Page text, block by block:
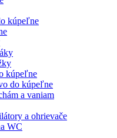
kúpeľne
kúpeľne
do kúpeľne
a vaniam
a ohrievače
WC